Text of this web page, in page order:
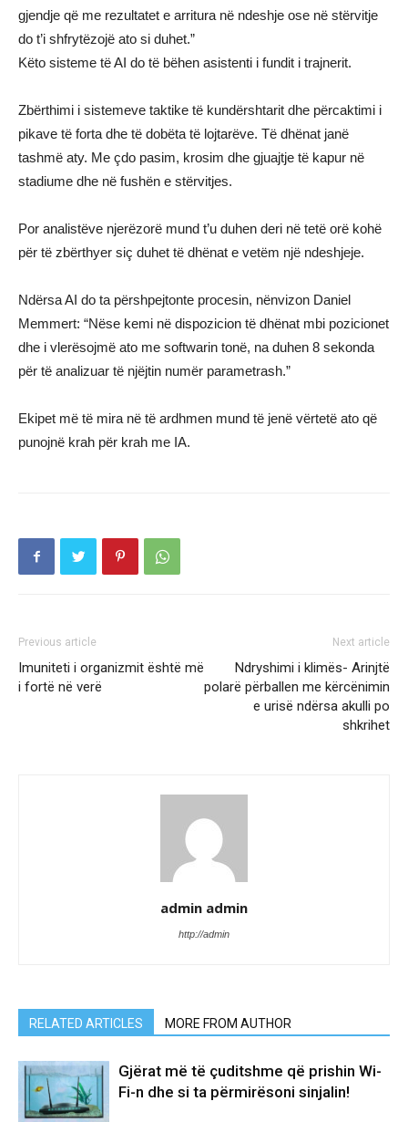
gjendje që me rezultatet e arritura në ndeshje ose në stërvitje
do t’i shfrytëzojë ato si duhet.”
Këto sisteme të AI do të bëhen asistenti i fundit i trajnerit.
Zbërthimi i sistemeve taktike të kundërshtarit dhe përcaktimi i
pikave të forta dhe të dobëta të lojtarëve. Të dhënat janë
tashmë aty. Me çdo pasim, krosim dhe gjuajtje të kapur në
stadiume dhe në fushën e stërvitjes.
Por analistëve njerëzorë mund t’u duhen deri në tetë orë kohë
për të zbërthyer siç duhet të dhënat e vetëm një ndeshjeje.
Ndërsa AI do ta përshpejtonte procesin, nënvizon Daniel
Memmert: “Nëse kemi në dispozicion të dhënat mbi pozicionet
dhe i vlerësojmë ato me softwarin tonë, na duhen 8 sekonda
për të analizuar të njëjtin numër parametrash.”
Ekipet më të mira në të ardhmen mund të jenë vërtetë ato që
punojnë krah për krah me IA.
Previous article
Imuniteti i organizmit është më
i fortë në verë
Next article
Ndryshimi i klimës- Arinjtë
polarë përballen me kërcënimin
e urisë ndërsa akulli po
shkrihet
admin admin
http://admin
RELATED ARTICLES MORE FROM AUTHOR
Gjërat më të çuditshme që prishin Wi-
Fi-n dhe si ta përmirësoni sinjalin!